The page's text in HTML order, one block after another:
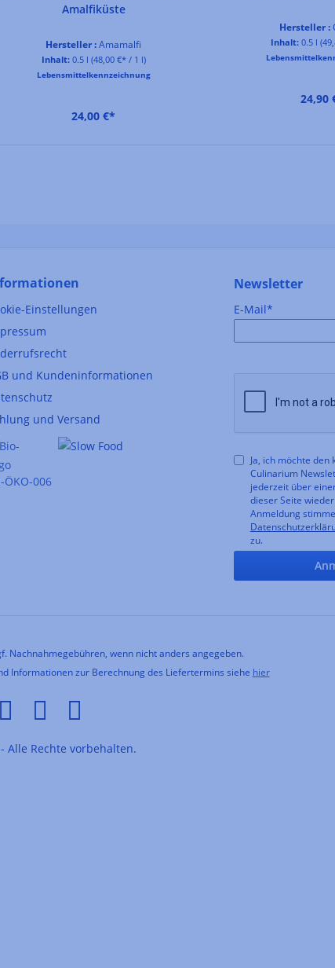
Amalfiküste
Hersteller :Amamalfi
Inhalt: 0.5 l (48,00 €* / 1 l)
Lebensmittelkennzeichnung
24,00 €*
Hersteller :
Inhalt: 0.5 l
24,90
Einstellungen
und Kundeninformationen
und Versand
ÖKO-006
Newsletter
E-Mail*
Ja, ich möchte den
Culinarium
jederzeit über
dieser Seite
Anmeldung
zu.
Nachnahmegebühren, wenn nicht anders angegeben.
Informationen zur Berechnung des Liefertermins siehe hier
Alle Rechte vorbehalten.